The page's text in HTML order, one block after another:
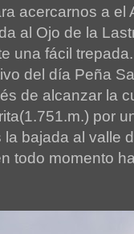
acercarnos a el
al Ojo de la
una fácil
del día Peña
de alcanzar la
por
bajada al valle
todo momento